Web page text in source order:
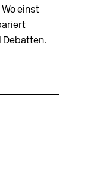
einst
Debatten.